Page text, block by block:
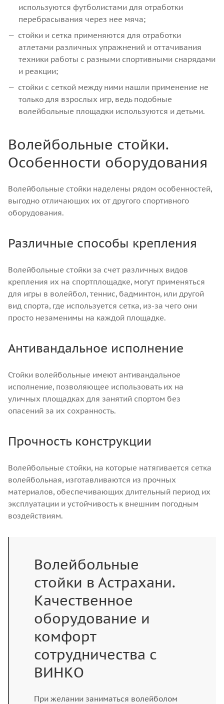
используются футболистами для отработки
перебрасывания через нее мяча;
стойки и сетка применяются для отработки
атлетами различных упражнений и оттачивания
техники работы с разными спортивными снарядами
и реакции;
стойки с сеткой между ними нашли применение не
только для взрослых игр, ведь подобные
волейбольные площадки используются и детьми.
Волейбольные стойки.
Особенности оборудования
Волейбольные стойки наделены рядом особенностей,
выгодно отличающих их от другого спортивного
оборудования.
Различные способы крепления
Волейбольные стойки за счет различных видов
крепления их на спортплощадке, могут применяться
для игры в волейбол, теннис, бадминтон, или другой
вид спорта, где используется сетка, из-за чего они
просто незаменимы на каждой площадке.
Антивандальное исполнение
Стойки волейбольные имеют антивандальное
исполнение, позволяющее использовать их на
уличных площадках для занятий спортом без
опасений за их сохранность.
Прочность конструкции
Волейбольные стойки, на которые натягивается сетка
волейбольная, изготавливаются из прочных
материалов, обеспечивающих длительный период их
эксплуатации и устойчивость к внешним погодным
воздействиям.
Волейбольные
стойки в Астрахани.
Качественное
оборудование и
комфорт
сотрудничества с
ВИНКО
При желании заниматься волейболом